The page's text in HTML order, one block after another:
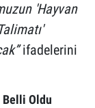
'Hayvan
ifadelerini
Belli Oldu